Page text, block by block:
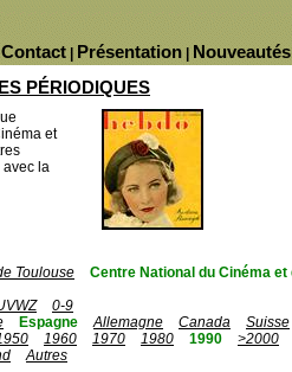
Nouveautés
Présentation
Contact
PÉRIODIQUES
et
avec la
Toulouse
Centre National du Cinéma
0-9
Espagne Allemagne Canada Suisse
1960 1970 1980 1990
>2000
Autres